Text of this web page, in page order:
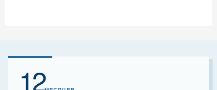
12